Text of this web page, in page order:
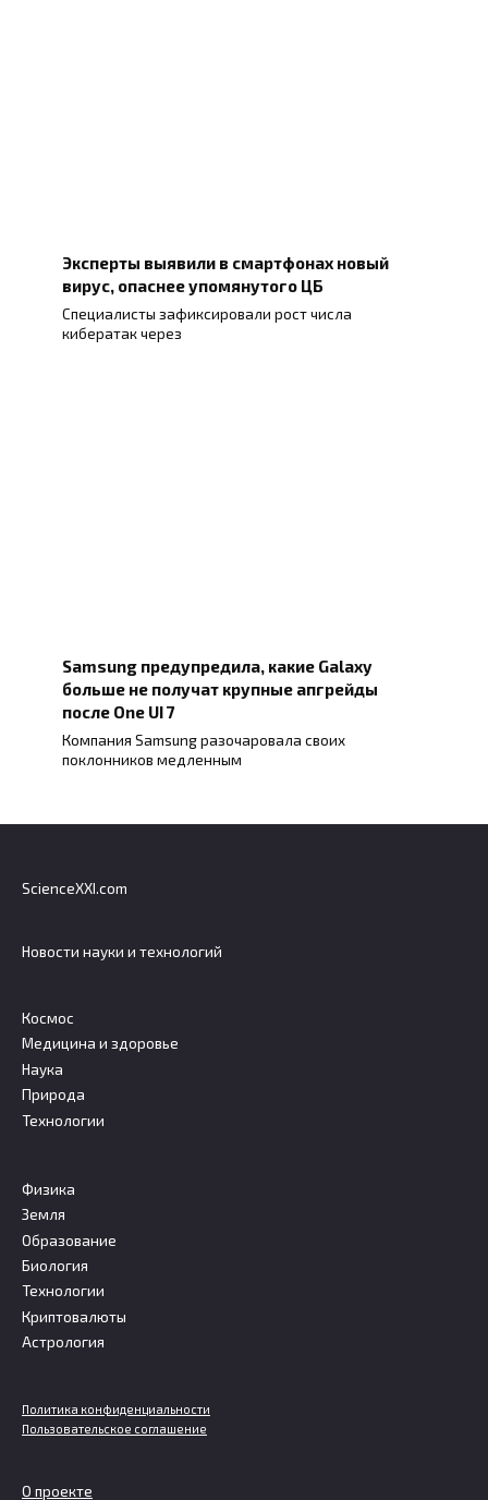
Эксперты выявили в смартфонах новый
вирус, опаснее упомянутого ЦБ
Специалисты зафиксировали рост числа
кибератак через
Samsung предупредила, какие Galaxy
больше не получат крупные апгрейды
после One UI 7
Компания Samsung разочаровала своих
поклонников медленным
ScienceXXI.com
Новости науки и технологий
Космос
Медицина и здоровье
Наука
Природа
Технологии
Физика
Земля
Образование
Биология
Технологии
Криптовалюты
Астрология
Политика конфиденциальности
Пользовательское соглашение
О проекте